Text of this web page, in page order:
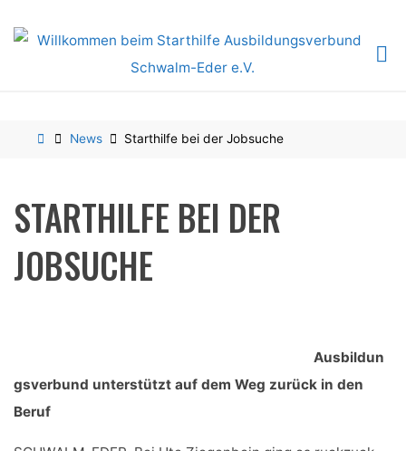
HomeNews Starthilfe bei der Jobsuche
STARTHILFE BEI DER
JOBSUCHE
Ausbildun
gsverbund unterstützt auf dem Weg zurück in den
Beruf